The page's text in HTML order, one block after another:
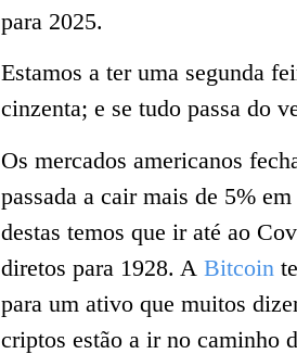
para 2025.
Estamos a ter uma segunda
cinzenta; e se tudo passa do
Os mercados americanos
passada a cair mais de 5%
destas temos que ir até ao
diretos para 1928. A Bitcoin
para um ativo que muitos
criptos estão a ir no caminho